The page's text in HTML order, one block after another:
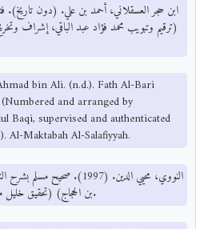
ابن حجر العسقلاني، أحمد بن علي. (دون
(ترقيم وتبويب محمد فؤاد عبد الباقي، إشراف
bin Ali. (n.d.). Fath Al-Bari
and arranged by
Baqi, supervised and authenticated
Maktabah Al-Salafiyyah.
النووي، محيي الدين. (1997).
بن الحجاج) (تحقيق خليل مأمون شيحا، ط4). دار المعرفة.